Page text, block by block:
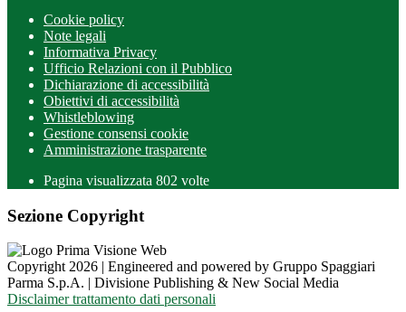
Cookie policy
Note legali
Informativa Privacy
Ufficio Relazioni con il Pubblico
Dichiarazione di accessibilità
Obiettivi di accessibilità
Whistleblowing
Gestione consensi cookie
Amministrazione trasparente
Pagina visualizzata 802 volte
Sezione Copyright
Copyright 2026 | Engineered and powered by Gruppo Spaggiari
Parma S.p.A. | Divisione Publishing & New Social Media
Disclaimer trattamento dati personali